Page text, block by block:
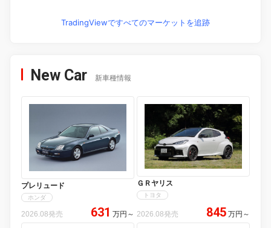
TradingViewですべてのマーケットを追跡
New Car 新車種情報
プレリュード
ホンダ
2026.08発売 631 万円 ～
ＧＲヤリス
トヨタ
2026.08発売 845 万円 ～